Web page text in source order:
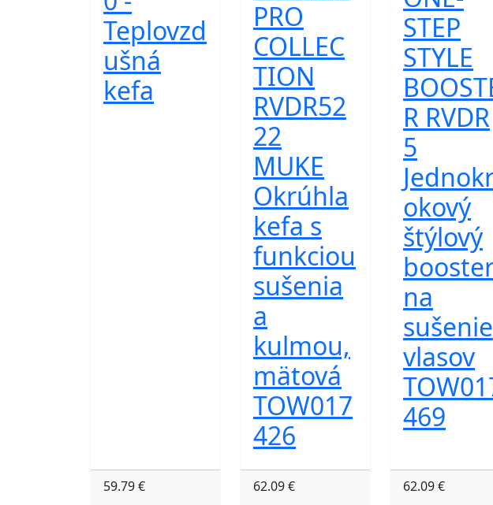
Teplovzd
ušná
kefa
59.79 €
PRO
COLLEC
TION
RVDR52
22
MUKE
Okrúhla
kefa s
funkciou
sušenia
a
kulmou,
mätová
TOW017
426
62.09 €
STEP
STYLE
R RVDR
5
okový
štýlový
na
sušenie
vlasov
469
62.09 €